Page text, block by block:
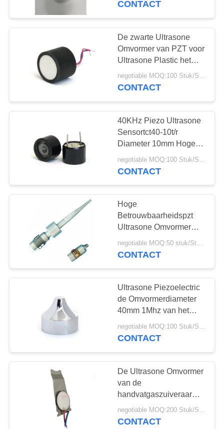
Piezoelectric
Keramiek
22
Ultrasone
Bellensensor
10
Ultrasone
Cavitatieomvormer
10
Ultrasone
Afstandssensor
CONTACT
De zwarte Ultrasone
Omvormer van PZT voor
Ultrasone Plastic het
Niveausensor van
75KHz
negotiable MOQ:100 Stuk/Stukken
CONTACT
40KHz Piezo Ultrasone
Sensortct40-10t/r
Diameter 10mm Hoge
Stabiliteit
CONTACT
Hoge
Betrouwbaarheidspzt
Ultrasone Omvormer
64Khz voor Functie
Plakkend
negotiable MOQ:50 stuk/Stukken
CONTACT
Ultrasone Piezoelectric
de Omvormerdiameter
40mm 1Mhz van het
schoonheids
Hoofdapparaat
negotiable MOQ:100 Stuk/Stukken
CONTACT
De Ultrasone Omvormer
van de
handvatgaszuiveraar
PZT, Piezoelectric
Ceramische Omvormer
negotiable MOQ:200 Stuk/Stukken
CONTACT